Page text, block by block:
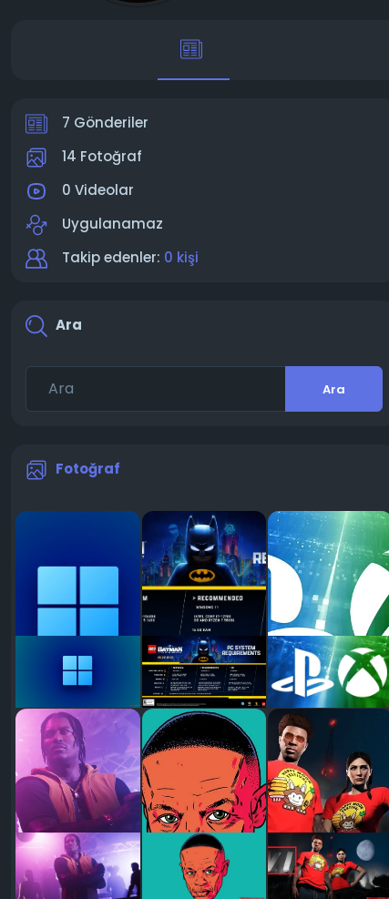
7 Gönderiler
14 Fotoğraf
0 Videolar
Uygulanamaz
Takip edenler: 0 kişi
Ara
Ara
Fotoğraf